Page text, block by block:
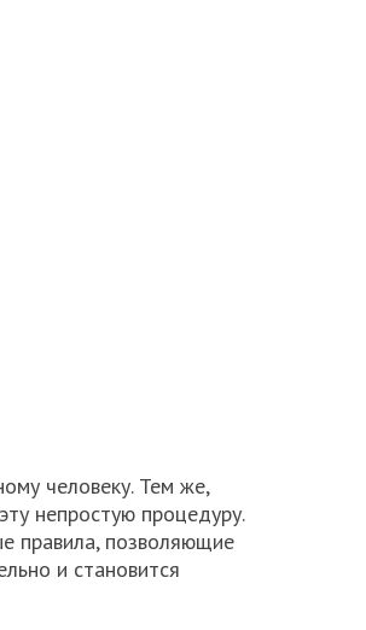
человеку. Тем же,
непростую процедуру.
правила, позволяющие
и становится